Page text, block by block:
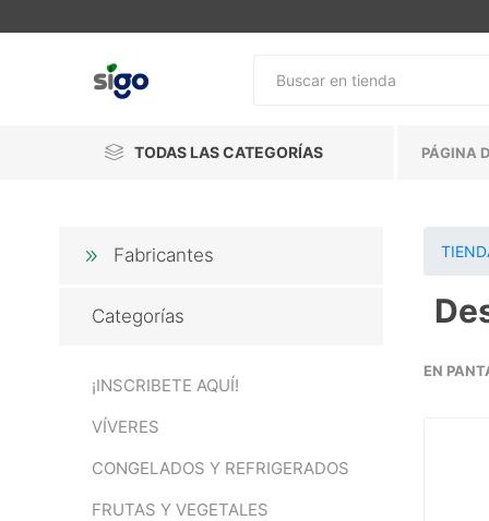
TODAS LAS CATEGORÍAS PÁGINA
EN
Fabricantes
Categorías
¡INSCRIBETE AQUÍ!
VÍVERES
CONGELADOS Y REFRIGERADOS
FRUTAS Y VEGETALES